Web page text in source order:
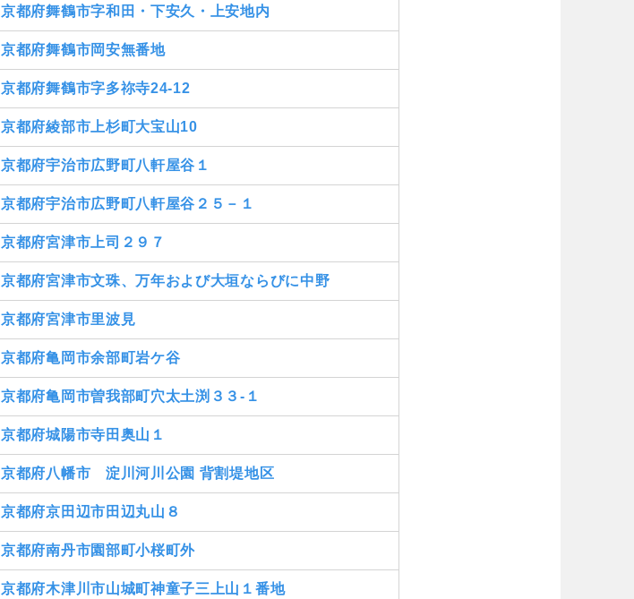
京都府舞鶴市字和田・下安久・上安地内
京都府舞鶴市岡安無番地
京都府舞鶴市字多祢寺24-12
京都府綾部市上杉町大宝山10
京都府宇治市広野町八軒屋谷１
京都府宇治市広野町八軒屋谷２５－１
京都府宮津市上司２９７
京都府宮津市文珠、万年および大垣ならびに中野
京都府宮津市里波見
京都府亀岡市余部町岩ケ谷
京都府亀岡市曽我部町穴太土渕３３-１
京都府城陽市寺田奥山１
京都府八幡市 淀川河川公園 背割堤地区
京都府京田辺市田辺丸山８
京都府南丹市園部町小桜町外
京都府木津川市山城町神童子三上山１番地